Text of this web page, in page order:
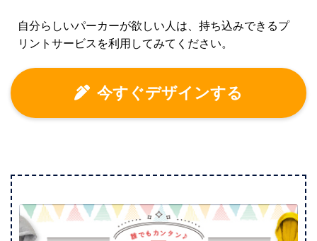
自分らしいパーカーが欲しい人は、持ち込みできるプ
リントサービスを利用してみてください。
今すぐデザインする